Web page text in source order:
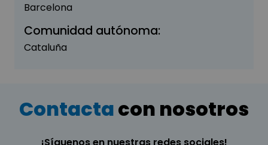
Barcelona
Comunidad autónoma:
Cataluña
Contactacon nosotros
¡Síguenos en nuestras redes sociales!